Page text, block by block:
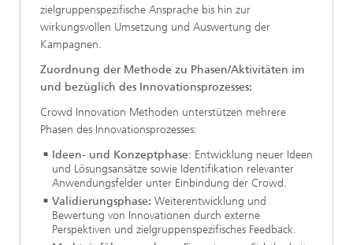
zielgruppenspezifische Ansprache bis hin zur
wirkungsvollen Umsetzung und Auswertung der
Kampagnen.
Zuordnung der Methode zu Phasen/Aktivitäten im
und bezüglich des Innovationsprozesses:
Crowd Innovation Methoden unterstützen mehrere
Phasen des Innovationsprozesses:
Ideen- und Konzeptphase: Entwicklung neuer Ideen
und Lösungsansätze sowie Identifikation relevanter
Anwendungsfelder unter Einbindung der Crowd.
Validierungsphase: Weiterentwicklung und
Bewertung von Innovationen durch externe
Perspektiven und zielgruppenspezifisches Feedback.